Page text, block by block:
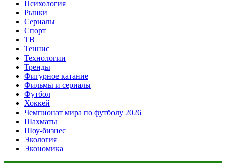
Психология
Рынки
Сериалы
Спорт
ТВ
Теннис
Технологии
Тренды
Фигурное катание
Фильмы и сериалы
Футбол
Хоккей
Чемпионат мира по футболу 2026
Шахматы
Шоу-бизнес
Экология
Экономика